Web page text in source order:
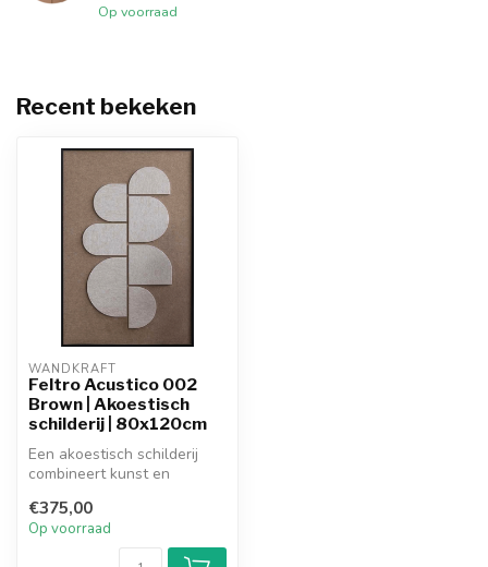
Op voorraad
Recent bekeken
WANDKRAFT
Feltro Acustico 002
Brown | Akoestisch
schilderij | 80x120cm
Een akoestisch schilderij
combineert kunst en
een ...
€375,00
Op voorraad